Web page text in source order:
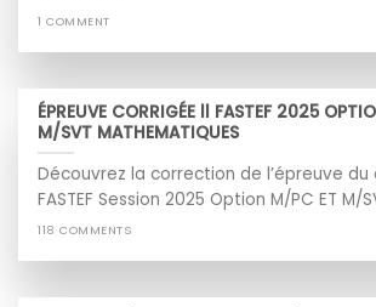
1 COMMENT
ÉPREUVE CORRIGÉE ll FASTEF 2025
M/SVT MATHEMATIQUES
Découvrez la correction de l’épreuve du
FASTEF Session 2025 Option M/PC ET M/
118 COMMENTS